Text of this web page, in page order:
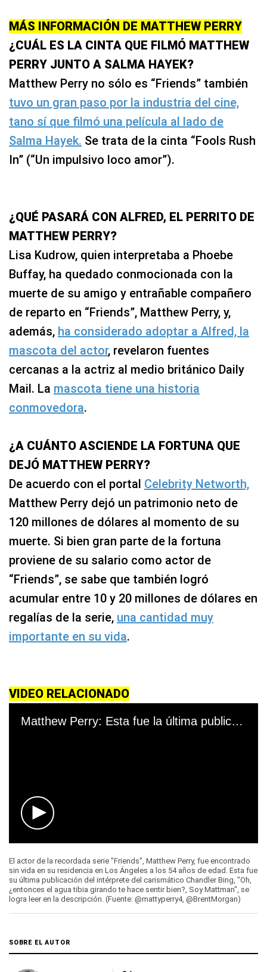
MÁS INFORMACIÓN DE MATTHEW PERRY
¿CUÁL ES LA CINTA QUE FILMÓ MATTHEW
PERRY JUNTO A SALMA HAYEK?
Matthew Perry no sólo es “Friends” también
tuvo un gran paso por la industria del cine,
tano sí que filmó una película al lado de
Salma Hayek. Se trata de la cinta “Fools Rush
In” (“Un impulsivo loco amor”).
¿QUÉ PASARÁ CON ALFRED, EL PERRITO DE
MATTHEW PERRY?
Lisa Kudrow, quien interpretaba a Phoebe
Buffay, ha quedado conmocionada con la
muerte de su amigo y entrañable compañero
de reparto en “Friends”, Matthew Perry, y,
además, ha considerado adoptar a Alfred, la
mascota del actor, revelaron fuentes
cercanas a la actriz al medio británico Daily
Mail. La mascota tiene una historia
conmovedora.
¿A CUÁNTO ASCIENDE LA FORTUNA QUE
DEJÓ MATTHEW PERRY?
De acuerdo con el portal Celebrity Networth,
Matthew Perry dejó un patrimonio neto de
120 millones de dólares al momento de su
muerte. Si bien gran parte de la fortuna
proviene de su salario como actor de
“Friends”, se sabe que también logró
acumular entre 10 y 20 millones de dólares en
regalías de la serie, una cantidad muy
importante en su vida.
VIDEO RELACIONADO
seconds
of
0
seconds
Cargando anuncio
El actor de la recordada serie "Friends", Matthew Perry, fue encontrado
sin vida en su residencia en Los Ángeles a los 54 años de edad. Esta fue
su última publicación del intérprete del carismático Chandler Bing, "Oh,
¿entonces el agua tibia girando te hace sentir bien?, Soy Mattman", se
logra leer en la descripción. (Fuente: @mattyperry4, @BrentMorgan)
SOBRE EL AUTOR